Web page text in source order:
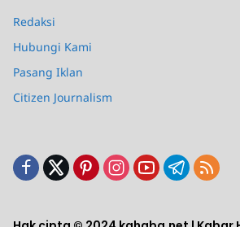
Redaksi
Hubungi Kami
Pasang Iklan
Citizen Journalism